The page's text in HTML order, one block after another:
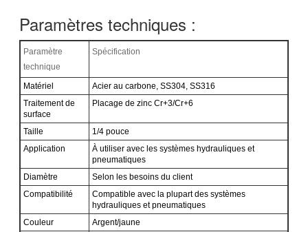
Paramètres techniques :
Paramètre
technique
Spécification
Matériel
Acier au carbone, SS304, SS316
Traitement de
surface
Placage de zinc Cr+3/Cr+6
Taille
1/4 pouce
Application
À utiliser avec les systèmes hydrauliques et
pneumatiques
Diamètre
Selon les besoins du client
Compatibilité
Compatible avec la plupart des systèmes
hydrauliques et pneumatiques
Couleur
Argent/jaune